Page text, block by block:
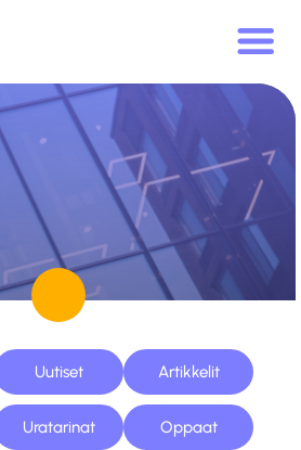
Uutiset Artikkelit
Uratarinat Oppaat